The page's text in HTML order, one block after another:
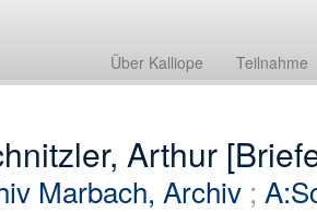
Über Kalliope Teilnahme
Arthur
Marbach, Archiv;